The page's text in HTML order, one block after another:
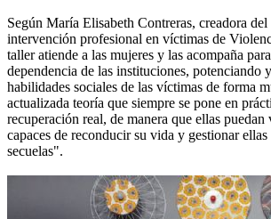
Según María Elisabeth Contreras, creadora
intervención profesional en víctimas de
taller atiende a las mujeres y las acompaña
dependencia de las instituciones, potenciando
habilidades sociales de las víctimas de forma
actualizada teoría que siempre se pone en
recuperación real, de manera que ellas puedan
capaces de reconducir su vida y gestionar
secuelas".